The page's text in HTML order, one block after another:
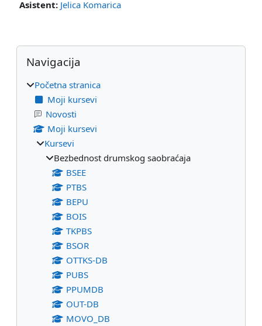
Asistent: Jelica Komarica
Blokovi
Preskoči Navigacija
Navigacija
Početna stranica
Moji kursevi
Novosti
Moji kursevi
Kursevi
Bezbednost drumskog saobraćaja
BSEE
PTBS
BEPU
BOIS
TKPBS
BSOR
OTTKS-DB
PUBS
PPUMDB
OUT-DB
MOVO_DB